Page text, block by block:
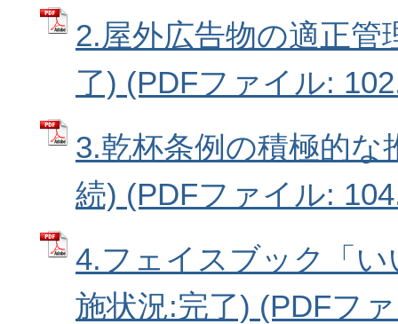
2.屋外広告物の適正管
了) (PDFファイル:
3.乾杯条例の積極的な
続) (PDFファイル:
4.フェイスブック「
施状況:完了) (PDFフ